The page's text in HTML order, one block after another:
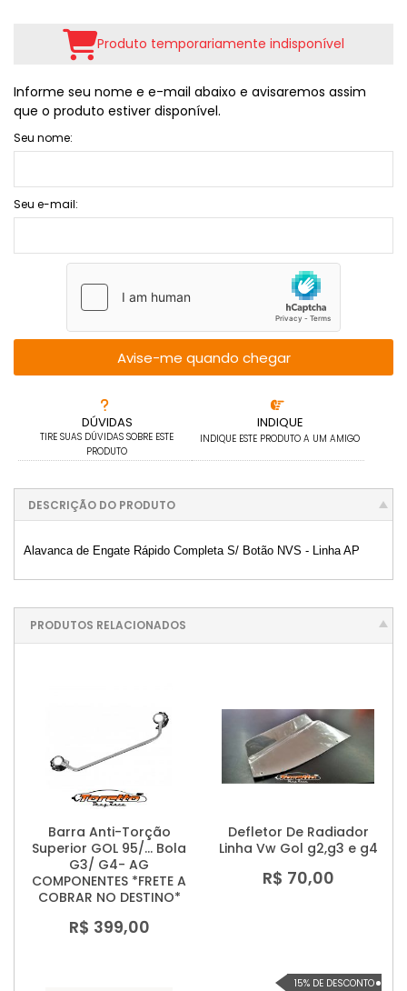
DÚVIDAS
TIRE SUAS DÚVIDAS SOBRE ESTE
PRODUTO
INDIQUE
INDIQUE ESTE PRODUTO A UM AMIGO
Produto temporariamente indisponível
Informe seu nome e e-mail abaixo e avisaremos assim
que o produto estiver disponível.
Seu nome:
Seu e-mail:
Avise-me quando chegar
DESCRIÇÃO DO PRODUTO
Alavanca de Engate Rápido Completa S/ Botão NVS - Linha AP
PRODUTOS RELACIONADOS
Barra Anti-Torção
Superior GOL 95/... Bola
G3/ G4- AG
COMPONENTES *FRETE A
COBRAR NO DESTINO*
R$ 399,00
Defletor De Radiador
Linha Vw Gol g2,g3 e g4
R$ 70,00
15% DE DESCONTO